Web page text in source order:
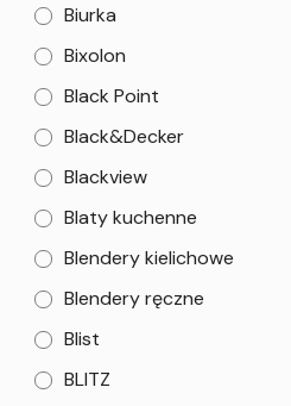
Biurka
Bixolon
Black Point
Black&Decker
Blackview
Blaty kuchenne
Blendery kielichowe
Blendery ręczne
Blist
BLITZ